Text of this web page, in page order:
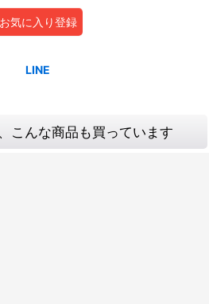
お気に入り登録
こんな商品も買っています